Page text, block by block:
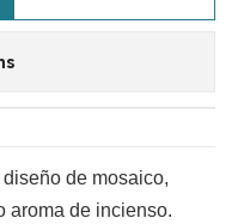
de mosaico,
aroma de incienso.